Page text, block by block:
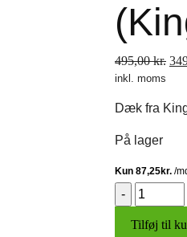
495,00kr.
inkl. moms
Dæk fra
På lager
Dæk
100/80-
14
Tilføj til